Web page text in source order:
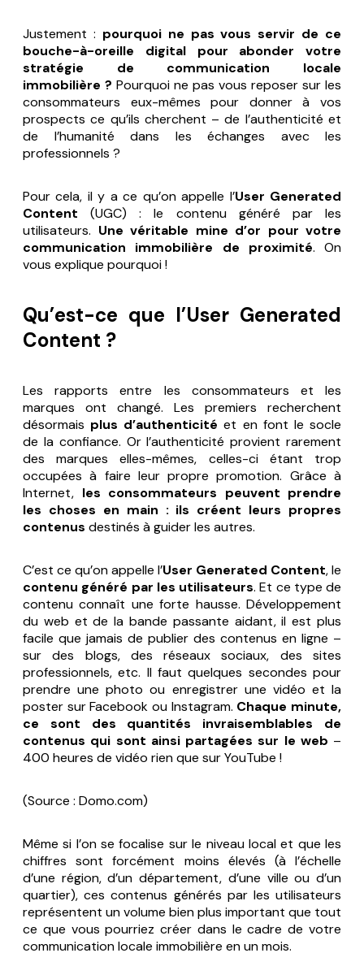
Justement : pourquoi ne pas vous servir de ce
bouche-à-oreille digital pour abonder votre
stratégie de communication locale
immobilière ? Pourquoi ne pas vous reposer sur les
consommateurs eux-mêmes pour donner à vos
prospects ce qu’ils cherchent – de l’authenticité et
de l’humanité dans les échanges avec les
professionnels ?
Pour cela, il y a ce qu’on appelle l’User Generated
Content (UGC) : le contenu généré par les
utilisateurs. Une véritable mine d’or pour votre
communication immobilière de proximité. On
vous explique pourquoi !
Qu’est-ce que l’User Generated
Content ?
Les rapports entre les consommateurs et les
marques ont changé. Les premiers recherchent
désormais plus d’authenticité et en font le socle
de la confiance. Or l’authenticité provient rarement
des marques elles-mêmes, celles-ci étant trop
occupées à faire leur propre promotion. Grâce à
Internet, les consommateurs peuvent prendre
les choses en main : ils créent leurs propres
contenus destinés à guider les autres.
C’est ce qu’on appelle l’User Generated Content, le
contenu généré par les utilisateurs. Et ce type de
contenu connaît une forte hausse. Développement
du web et de la bande passante aidant, il est plus
facile que jamais de publier des contenus en ligne –
sur des blogs, des réseaux sociaux, des sites
professionnels, etc. Il faut quelques secondes pour
prendre une photo ou enregistrer une vidéo et la
poster sur Facebook ou Instagram. Chaque minute,
ce sont des quantités invraisemblables de
contenus qui sont ainsi partagées sur le web –
400 heures de vidéo rien que sur YouTube !
(Source : Domo.com)
Même si l’on se focalise sur le niveau local et que les
chiffres sont forcément moins élevés (à l’échelle
d’une région, d’un département, d’une ville ou d’un
quartier), ces contenus générés par les utilisateurs
représentent un volume bien plus important que tout
ce que vous pourriez créer dans le cadre de votre
communication locale immobilière en un mois.